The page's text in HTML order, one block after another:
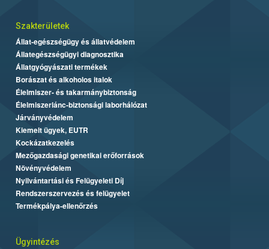
Szakterületek
Állat-egészségügy és állatvédelem
Állategészségügyi diagnosztika
Állatgyógyászati termékek
Borászat és alkoholos italok
Élelmiszer- és takarmánybiztonság
Élelmiszerlánc-biztonsági laborhálózat
Járványvédelem
Kiemelt ügyek, EUTR
Kockázatkezelés
Mezőgazdasági genetikai erőforrások
Növényvédelem
Nyilvántartási és Felügyeleti Díj
Rendszerszervezés és felügyelet
Termékpálya-ellenőrzés
Ügyintézés